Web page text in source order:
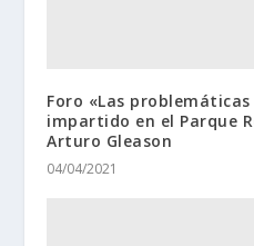
Foro «Las problemáticas
impartido en el Parque
Arturo Gleason
04/04/2021